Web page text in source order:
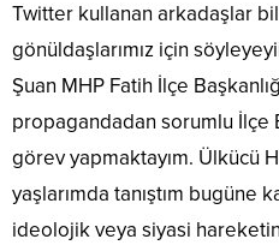
Twitter kullanan arkadaşlar
gönüldaşlarımız için
Şuan MHP Fatih İlçe
propagandadan sorumlu İlçe
görev yapmaktayım. Ülkücü
yaşlarımda tanıştım bugüne
ideolojik veya siyasi